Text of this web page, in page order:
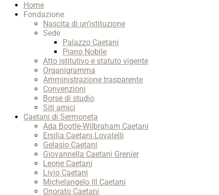
Home
Fondazione
Nascita di un’istituzione
Sede
Palazzo Caetani
Piano Nobile
Atto istitutivo e statuto vigente
Organigramma
Amministrazione trasparente
Convenzioni
Borse di studio
Siti amici
Caetani di Sermoneta
Ada Bootle-Wilbraham Caetani
Ersilia Caetani Lovatelli
Gelasio Caetani
Giovannella Caetani Grenier
Leone Caetani
Livio Caetani
Michelangelo III Caetani
Onorato Caetani